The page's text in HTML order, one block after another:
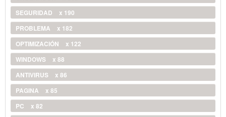
SEGURIDAD
x 190
PROBLEMA
x 182
OPTIMIZACIÓN
x 122
WINDOWS
x 88
ANTIVIRUS
x 86
PAGINA
x 85
PC
x 82